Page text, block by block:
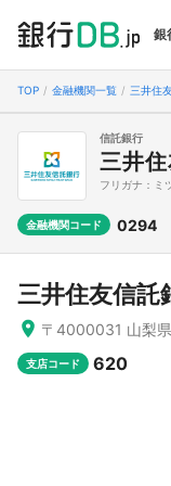
銀
TOP 金融機関一覧 三井住
信託銀行
三井
フリガナ：ミ
金融機関コード 0294
三井住友信託
〒4000031 山梨
支店コード 620